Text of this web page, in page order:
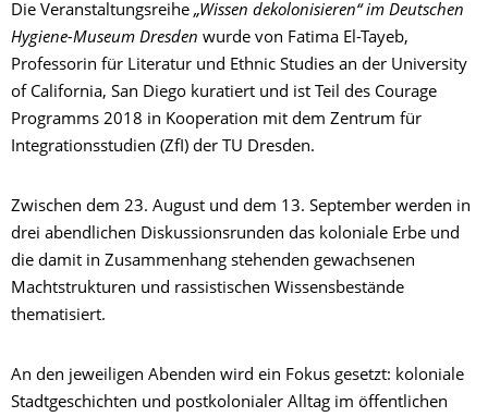
Die Veranstaltungsreihe„Wissen dekolonisieren“ im Deutschen
Hygiene-Museum Dresden wurde von Fatima El-Tayeb,
Professorin für Literatur und Ethnic Studies an der University
of California, San Diego kuratiert und ist Teil des Courage
Programms 2018 in Kooperation mit dem Zentrum für
Integrationsstudien (ZfI) der TU Dresden.
Zwischen dem 23. August und dem 13. September werden in
drei abendlichen Diskussionsrunden das koloniale Erbe und
die damit in Zusammenhang stehenden gewachsenen
Machtstrukturen und rassistischen Wissensbestände
thematisiert.
An den jeweiligen Abenden wird ein Fokus gesetzt: koloniale
Stadtgeschichten und postkolonialer Alltag im öffentlichen